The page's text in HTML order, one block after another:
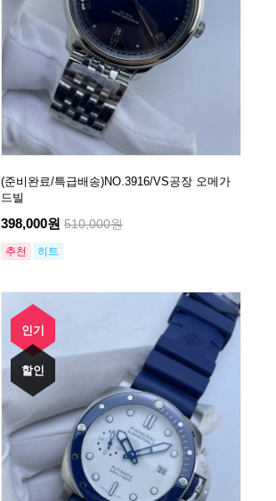
(준비완료/특급배송)NO.3916/VS공장 오메가
드빌
398,000원 510,000원
추천 히트
인기
할인